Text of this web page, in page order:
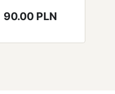
90.00 PLN